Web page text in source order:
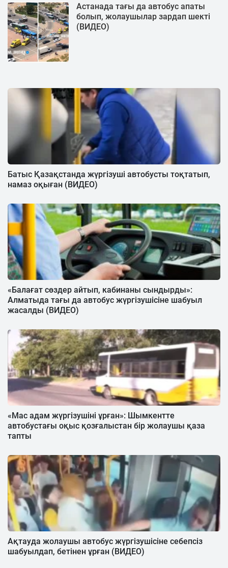
Астанада тағы да автобус апаты
болып, жолаушылар зардап шекті
(ВИДЕО)
Батыс Қазақстанда жүргізуші автобусты тоқтатып,
намаз оқыған (ВИДЕО)
«Балағат сөздер айтып, кабинаны сындырды»:
Алматыда тағы да автобус жүргізушісіне шабуыл
жасалды (ВИДЕО)
«Мас адам жүргізушіні ұрған»: Шымкентте
автобустағы оқыс қозғалыстан бір жолаушы қаза
тапты
Ақтауда жолаушы автобус жүргізушісіне себепсіз
шабуылдап, бетінен ұрған (ВИДЕО)